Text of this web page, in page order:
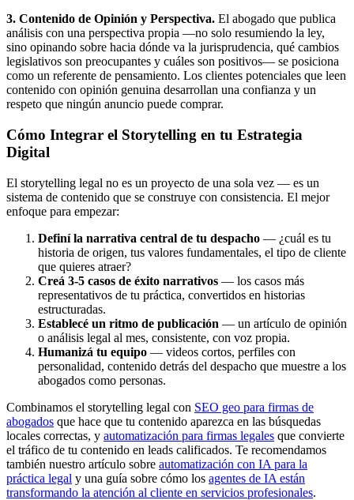
3. Contenido de Opinión y Perspectiva. El abogado que publica
análisis con una perspectiva propia —no solo resumiendo la ley,
sino opinando sobre hacia dónde va la jurisprudencia, qué cambios
legislativos son preocupantes y cuáles son positivos— se posiciona
como un referente de pensamiento. Los clientes potenciales que leen
contenido con opinión genuina desarrollan una confianza y un
respeto que ningún anuncio puede comprar.
Cómo Integrar el Storytelling en tu Estrategia
Digital
El storytelling legal no es un proyecto de una sola vez — es un
sistema de contenido que se construye con consistencia. El mejor
enfoque para empezar:
Definí la narrativa central de tu despacho — ¿cuál es tu
historia de origen, tus valores fundamentales, el tipo de cliente
que quieres atraer?
Creá 3-5 casos de éxito narrativos — los casos más
representativos de tu práctica, convertidos en historias
estructuradas.
Establecé un ritmo de publicación — un artículo de opinión
o análisis legal al mes, consistente, con voz propia.
Humanizá tu equipo — videos cortos, perfiles con
personalidad, contenido detrás del despacho que muestre a los
abogados como personas.
Combinamos el storytelling legal con SEO geo para firmas de
abogados que hace que tu contenido aparezca en las búsquedas
locales correctas, y automatización para firmas legales que convierte
el tráfico de tu contenido en leads calificados. Te recomendamos
también nuestro artículo sobre automatización con IA para la
práctica legal y una guía sobre cómo los agentes de IA están
transformando la atención al cliente en servicios profesionales.